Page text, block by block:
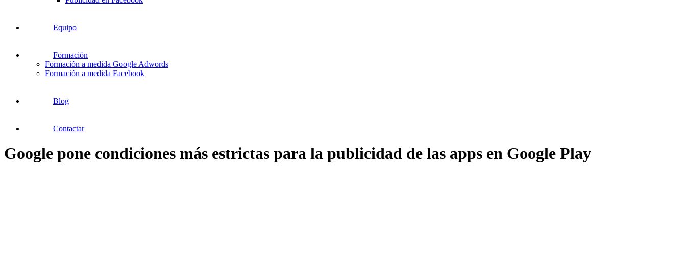
Equipo
Formación
Formación a medida Google Adwords
Formación a medida Facebook
Blog
Contactar
Google pone condiciones más estrictas para la publicidad de las apps en Google Play